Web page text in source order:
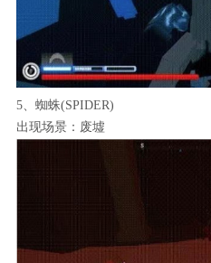
5、蜘蛛(SPIDER)
出现场景：废墟